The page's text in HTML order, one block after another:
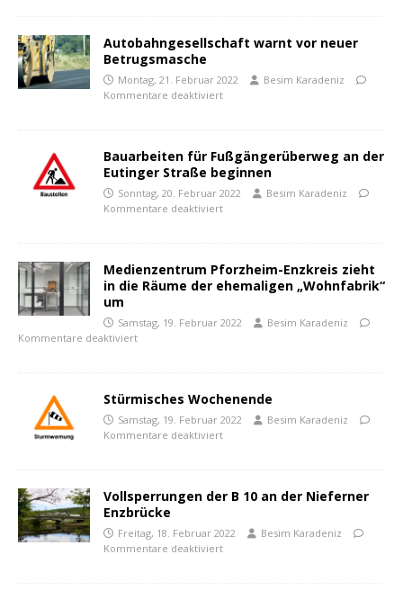
Autobahngesellschaft warnt vor neuer
Betrugsmasche
Montag, 21. Februar 2022
Besim Karadeniz
Kommentare deaktiviert
Bauarbeiten für Fußgängerüberweg an der
Eutinger Straße beginnen
Sonntag, 20. Februar 2022
Besim Karadeniz
Kommentare deaktiviert
Medienzentrum Pforzheim-Enzkreis zieht
in die Räume der ehemaligen „Wohnfabrik“
um
Samstag, 19. Februar 2022
Besim Karadeniz
Kommentare deaktiviert
Stürmisches Wochenende
Samstag, 19. Februar 2022
Besim Karadeniz
Kommentare deaktiviert
Vollsperrungen der B 10 an der Nieferner
Enzbrücke
Freitag, 18. Februar 2022
Besim Karadeniz
Kommentare deaktiviert